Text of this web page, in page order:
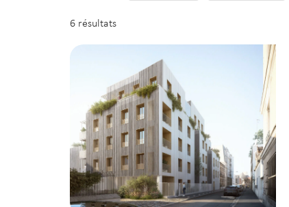
6 résultats